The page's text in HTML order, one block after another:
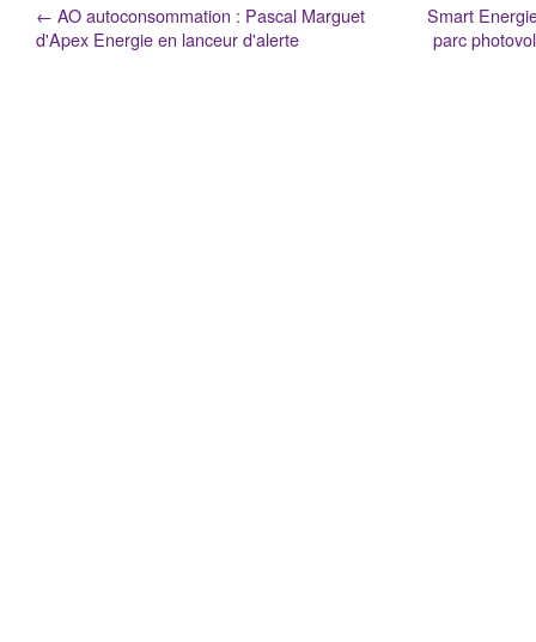
← AO autoconsommation : Pascal Marguet
d'Apex Energie en lanceur d'alerte
Smart
parc